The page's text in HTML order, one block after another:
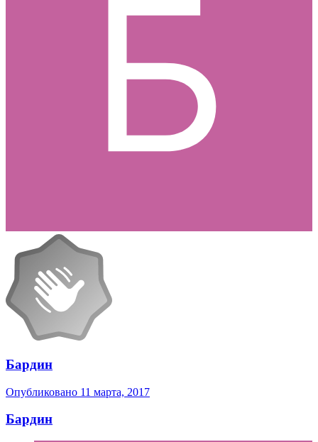
Бардин
Опубликовано 11 марта, 2017
Бардин